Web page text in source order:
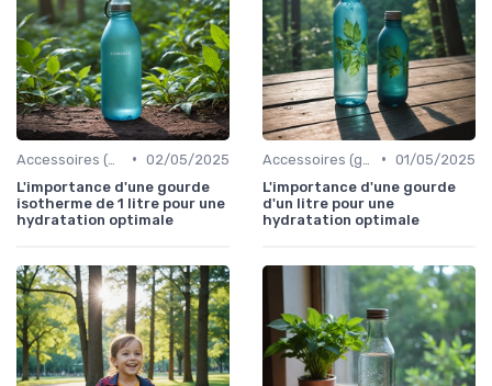
• 02/05/2025
L'importance d'une gourde
isotherme de 1 litre pour une
hydratation optimale
• 01/05/2025
L'importance d'une gourde
d'un litre pour une
hydratation optimale